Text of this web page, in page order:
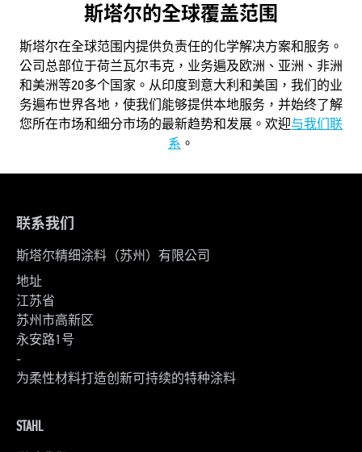
斯塔尔的全球覆盖范围
斯塔尔在全球范围内提供负责任的化学解决方案和服务。
公司总部位于荷兰瓦尔韦克，业务遍及欧洲、亚洲、非洲
和美洲等20多个国家。从印度到意大利和美国，我们的业
务遍布世界各地，使我们能够提供本地服务，并始终了解
您所在市场和细分市场的最新趋势和发展。欢迎与我们联
系 。
联系我们
斯塔尔精细涂料（苏州）有限公司
地址
江苏省
苏州市高新区
永安路1号
-
为柔性材料打造创新可持续的特种涂料
STAHL